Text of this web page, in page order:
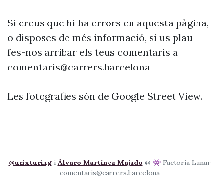
Si creus que hi ha errors en aquesta pàgina,
o disposes de més informació, si us plau
fes-nos arribar els teus comentaris a
comentaris@carrers.barcelona
Les fotografies són de Google Street View.
@urixturingi Álvaro Martínez Majado @ 👾 Factoria Lunar
comentaris@carrers.barcelona